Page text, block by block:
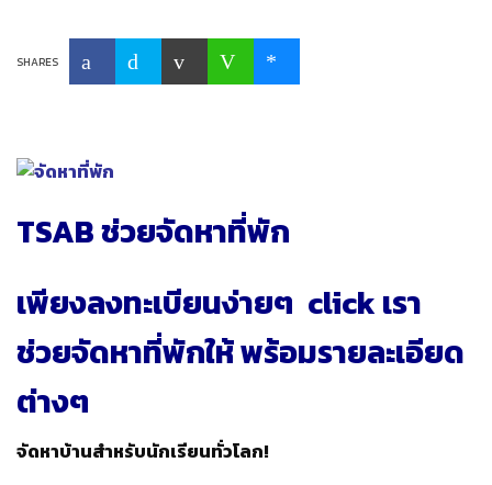
SHARES
TSAB ช่วยจัดหาที่พัก
เพียงลงทะเบียนง่ายๆ click เรา
ช่วยจัดหาที่พักให้ พร้อมรายละเอียด
ต่างๆ
จัดหาบ้านสําหรับนักเรียนทั่วโลก!